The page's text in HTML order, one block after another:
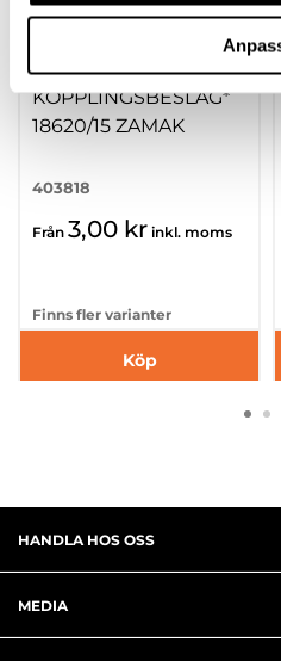
KOPPLINGSBESLAG*
18620/15 ZAMAK
403818
Från 3,00 kr inkl. moms
Finns fler varianter
Köp
HANDLA HOS OSS
MEDIA